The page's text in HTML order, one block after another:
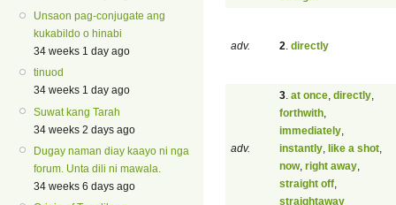
Unsaon pag-conjugate ang
kukabildo o hinabi
34 weeks 1 day ago
tinuod
34 weeks 1 day ago
Suwat kang Tarah
34 weeks 2 days ago
Dugay naman diay kaayo ni nga
forum. Unta dili ni mawala.
34 weeks 6 days ago
adv. 2 directly
adv.
3 at once directly
forthwith
immediately
instantly like a shot
now, right away
straight off
straightaway